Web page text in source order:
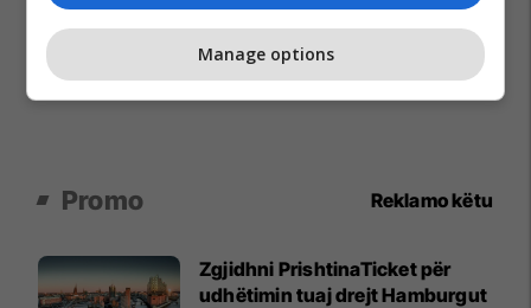
Promo Reklamo këtu
Zgjidhni PrishtinaTicket për
udhëtimin tuaj drejt Hamburgut
Manage options